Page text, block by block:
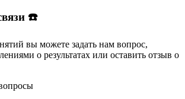
☎️
вы можете задать нам вопрос,
о результатах или оставить отзыв о